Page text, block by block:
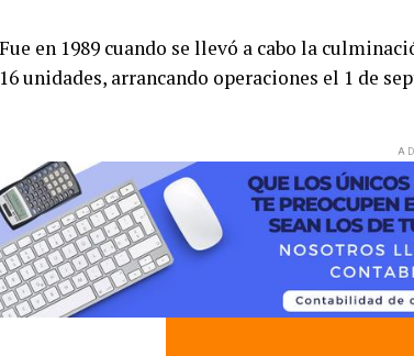
Fue en 1989 cuando se llevó a cabo la
16 unidades, arrancando operaciones el 1 de